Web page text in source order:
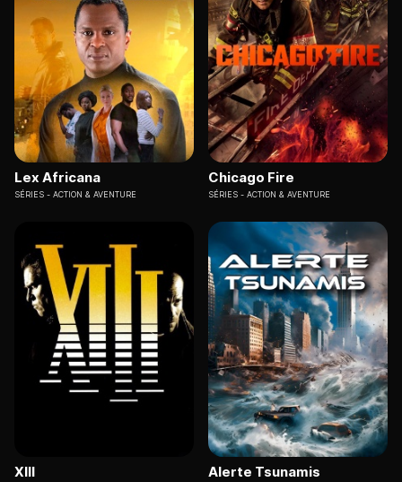
Lex Africana
SÉRIES ACTION & AVENTURE
Chicago Fire
SÉRIES ACTION & AVENTURE
XIII Alerte Tsunamis